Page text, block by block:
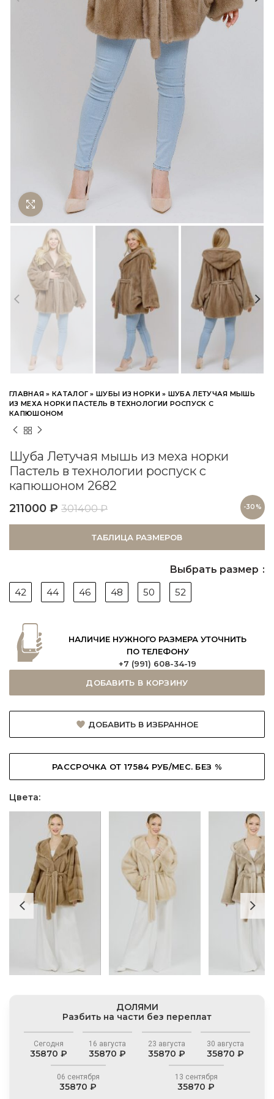
ГЛАВНАЯ »КАТАЛОГ »ШУБЫ ИЗ НОРКИ» ШУБА ЛЕТУЧАЯ МЫШЬ
ИЗ МЕХА НОРКИ ПАСТЕЛЬ В ТЕХНОЛОГИИ РОСПУСК С
КАПЮШОНОМ
Шуба Летучая мышь из меха норки
Пастель в технологии роспуск с
капюшоном 2682
211000 ₽ 301400₽ -30%
ТАБЛИЦА РАЗМЕРОВ
Выбрать размер
42
44 46 48 50 52
НАЛИЧИЕ НУЖНОГО РАЗМЕРА УТОЧНИТЬ
ПО ТЕЛЕФОНУ
+7 (991) 608-34-19
ДОБАВИТЬ В КОРЗИНУ
ДОБАВИТЬ В ИЗБРАННОЕ
РАССРОЧКА ОТ 17584 РУБ/МЕС. БЕЗ %
Цвета:
ДОЛЯМИ
Разбить на части без переплат
Сегодня
35870 ₽
16 августа
35870 ₽
23 августа
35870 ₽
30 августа
35870 ₽
06 сентября
35870 ₽
13 сентября
35870 ₽